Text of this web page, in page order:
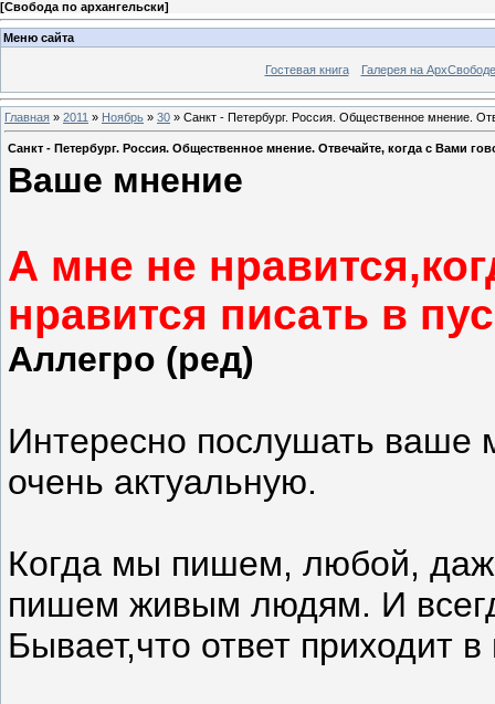
[Свобода по архангельски]
Меню сайта
Гостевая книга Галерея на АрхСвободе
Главная » 2011 » Ноябрь » 30 » Санкт - Петербург. Россия. Общественное мнение.
Санкт - Петербург. Россия. Общественное мнение. Отвечайте, когда с Вами
Ваше мнение
А мне не
нравится писать в
Аллегро (ред)
Интересно послушать ваше
очень актуальную.
Когда мы пишем, любой,
пишем живым людям. И
Бывает,что ответ приходит